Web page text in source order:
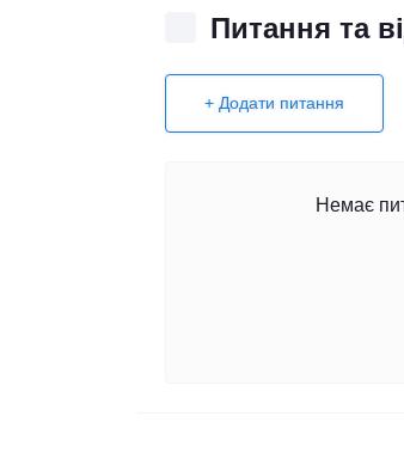
Питання та
+ Додати питання
Немає